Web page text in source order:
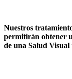
Nuestros
permitirán obtener
de una Salud Visual